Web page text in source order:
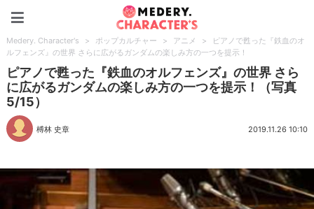
Medery. Character's > ポップカルチャー > アニメ >
ピアノで甦った『鉄血のオ
ルフェンズ』の世界 さらに広がるガンダムの楽しみ方の一つを提示！
ピアノで甦った『鉄血のオルフェンズ』の世界 さら
に広がるガンダムの楽しみ方の一つを提示！（写真
5/15）
榑林 史章 2019.11.26 10:10